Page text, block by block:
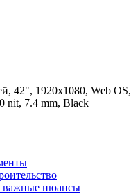
42", 1920х1080, Web OS,
nit, 7.4 mm, Black
важные нюансы